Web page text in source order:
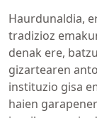
Haurdunaldia,
tradizioz
denak ere,
gizartearen
instituzio gisa
haien